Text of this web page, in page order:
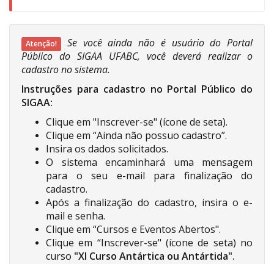
Atenção!
Se você ainda não é usuário do Portal
Público do SIGAA UFABC, você deverá realizar o
cadastro no sistema.
Instruções para cadastro no Portal Público do
SIGAA:
Clique em "Inscrever-se" (ícone de seta).
Clique em “Ainda não possuo cadastro”.
Insira os dados solicitados.
O sistema encaminhará uma mensagem
para o seu e-mail para finalização do
cadastro.
Após a finalização do cadastro, insira o e-
mail e senha.
Clique em “Cursos e Eventos Abertos".
Clique em “Inscrever-se" (ícone de seta) no
curso "XI Curso Antártica ou Antártida".